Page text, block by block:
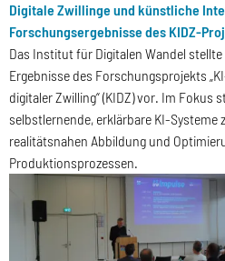
Digitale Zwillinge und künstliche
Forschungsergebnisse des KIDZ-
Das Institut für Digitalen Wandel stellte
Ergebnisse des Forschungsprojekts
digitaler Zwilling“ (KIDZ) vor. Im Fokus
selbstlernende, erklärbare KI-Systeme
realitätsnahen Abbildung und
Produktionsprozessen.